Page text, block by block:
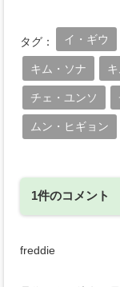
タグ： イ・ギウ
キム・ソナ
チェ・ユンソ
ムン・ヒギョン
1件のコメント
freddie